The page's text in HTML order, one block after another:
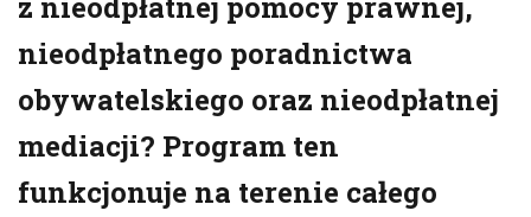
z nieodpłatnej pomocy prawnej,
nieodpłatnego poradnictwa
obywatelskiego oraz nieodpłatnej
mediacji? Program ten
funkcjonuje na terenie całego